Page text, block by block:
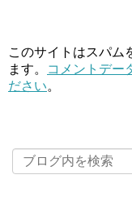
このサイトはスパム
ます。
コメントデー
ださい。